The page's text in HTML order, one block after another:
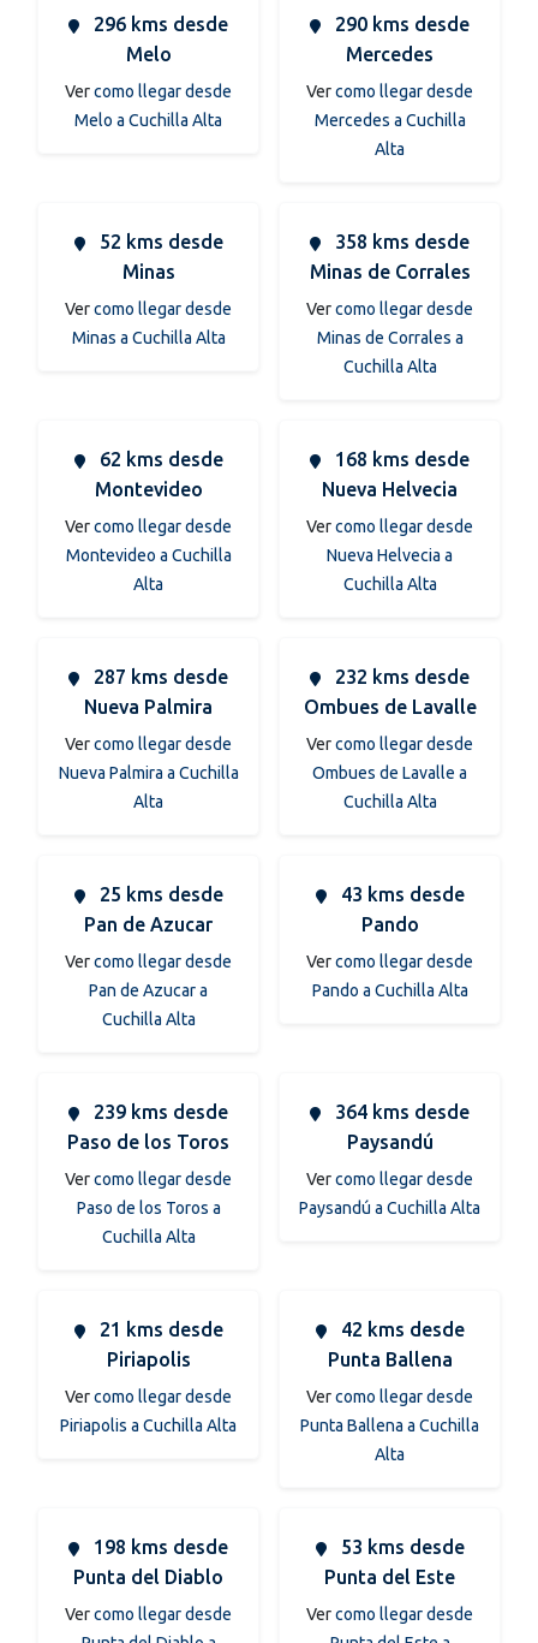
296 kms desde
Melo
Vercomo llegar desde
Melo a Cuchilla Alta
290 kms desde
Mercedes
Vercomo llegar desde
Mercedes a Cuchilla
Alta
52 kms desde
Minas
Vercomo llegar desde
Minas a Cuchilla Alta
358 kms desde
Minas de Corrales
Vercomo llegar desde
Minas de Corrales a
Cuchilla Alta
62 kms desde
Montevideo
Vercomo llegar desde
Montevideo a Cuchilla
Alta
168 kms desde
Nueva Helvecia
Vercomo llegar desde
Nueva Helvecia a
Cuchilla Alta
287 kms desde
Nueva Palmira
Vercomo llegar desde
Nueva Palmira a Cuchilla
Alta
232 kms desde
Ombues de Lavalle
Vercomo llegar desde
Ombues de Lavalle a
Cuchilla Alta
25 kms desde
Pan de Azucar
Vercomo llegar desde
Pan de Azucar a
Cuchilla Alta
43 kms desde
Pando
Vercomo llegar desde
Pando a Cuchilla Alta
239 kms desde
Paso de los Toros
Vercomo llegar desde
Paso de los Toros a
Cuchilla Alta
364 kms desde
Paysandú
Vercomo llegar desde
Paysandú a Cuchilla Alta
21 kms desde
Piriapolis
Vercomo llegar desde
Piriapolis a Cuchilla Alta
42 kms desde
Punta Ballena
Vercomo llegar desde
Punta Ballena a Cuchilla
Alta
198 kms desde
Punta del Diablo
Vercomo llegar desde
53 kms desde
Punta del Este
Vercomo llegar desde